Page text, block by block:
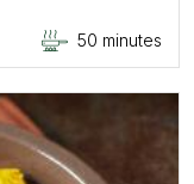
50 minutes